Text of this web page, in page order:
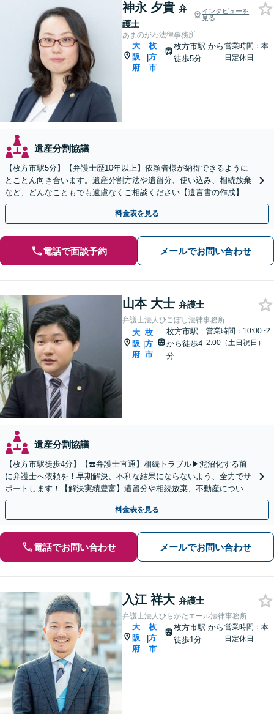
神永 夕貴 弁
護士
インタビューを
見る
あまのがわ法律事務所
大
阪
府
|
枚
方
市
枚方市駅 から
徒歩5分
営業時間：本
日定休日
遺産分割協議
【枚方市駅5分】【弁護士歴10年以上】依頼者様が納得できるように
とことん向き合います。遺産分割方法や遺留分、使い込み、相続放棄
など、どんなこともでも遠慮なくご相談ください【遺言書の作成】自
宅や病院、介護施設へ出張可【Zoom面談可】
料金表を見る
電話で面談予約 メールでお問い合わせ
山本 大士 弁護士
弁護士法人ひこぼし法律事務所
大
阪
府
|
枚
方
市
枚方市駅
から徒歩4
分
営業時間：10:00~2
2:00（土日祝日）
遺産分割協議
【枚方市駅徒歩4分】【☎️弁護士直通】相続トラブル▶︎泥沼化する前
に弁護士へ依頼を！早期解決、不利な結果にならないよう、全力でサ
ポートします！【解決実績豊富】遺留分や相続放棄、不動産について
もお気軽にご相談ください。【他士業との連携OK】
料金表を見る
電話でお問い合わせ メールでお問い合わせ
入江 祥大 弁護士
弁護士法人ひらかたエール法律事務所
大
阪
府
|
枚
方
市
枚方市駅 から
徒歩1分
営業時間：本
日定休日